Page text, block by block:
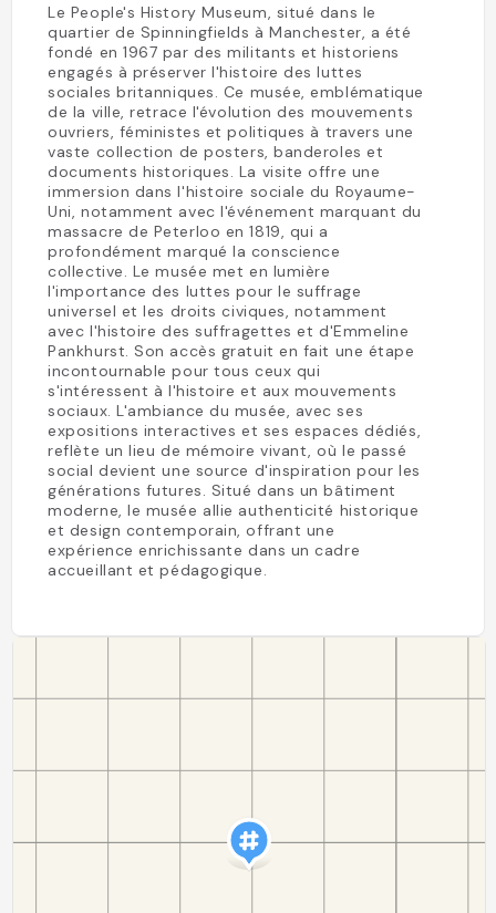
Le People's History Museum, situé dans le
quartier de Spinningfields à Manchester, a été
fondé en 1967 par des militants et historiens
engagés à préserver l'histoire des luttes
sociales britanniques. Ce musée, emblématique
de la ville, retrace l'évolution des mouvements
ouvriers, féministes et politiques à travers une
vaste collection de posters, banderoles et
documents historiques. La visite offre une
immersion dans l'histoire sociale du Royaume-
Uni, notamment avec l'événement marquant du
massacre de Peterloo en 1819, qui a
profondément marqué la conscience
collective. Le musée met en lumière
l'importance des luttes pour le suffrage
universel et les droits civiques, notamment
avec l'histoire des suffragettes et d'Emmeline
Pankhurst. Son accès gratuit en fait une étape
incontournable pour tous ceux qui
s'intéressent à l'histoire et aux mouvements
sociaux. L'ambiance du musée, avec ses
expositions interactives et ses espaces dédiés,
reflète un lieu de mémoire vivant, où le passé
social devient une source d'inspiration pour les
générations futures. Situé dans un bâtiment
moderne, le musée allie authenticité historique
et design contemporain, offrant une
expérience enrichissante dans un cadre
accueillant et pédagogique.